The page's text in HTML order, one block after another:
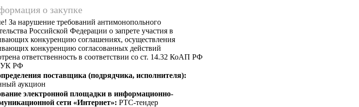
о закупке
За нарушение требований антимонопольного
Российской Федерации о запрете участия в
конкуренцию соглашениях, осуществления
конкуренцию согласованных действий
ответственность в соответствии со ст. 14.32 КоАП РФ
УК РФ
поставщика (подрядчика, исполнителя):
аукцион
электронной площадки в информационно-
сети «Интернет»: РТС-тендер